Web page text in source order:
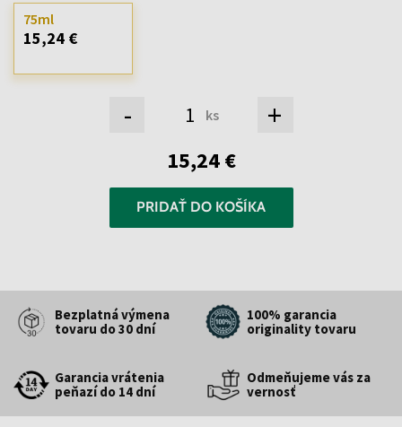
- ks +
75ml
15,24 €
15,24 €
PRIDAŤ DO KOŠÍKA
Bezplatná výmena
tovaru do 30 dní
100% garancia
originality tovaru
Garancia vrátenia
peňazí do 14 dní
Odmeňujeme vás za
vernosť